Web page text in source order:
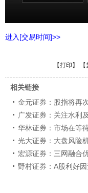
进入[交易时间]>>
【打印 】 【
相关链接
金元证券：股指将再
广发证券：关注水利
华林证券：市场在等
光大证券：大盘风险
宏源证券：三网融合
野村证券：A股利好